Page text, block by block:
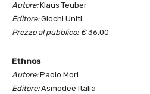
Autore:Klaus Teuber
Editore:Giochi Uniti
Prezzo al pubblico: €36,00
Ethnos
Autore:Paolo Mori
Editore:Asmodee Italia